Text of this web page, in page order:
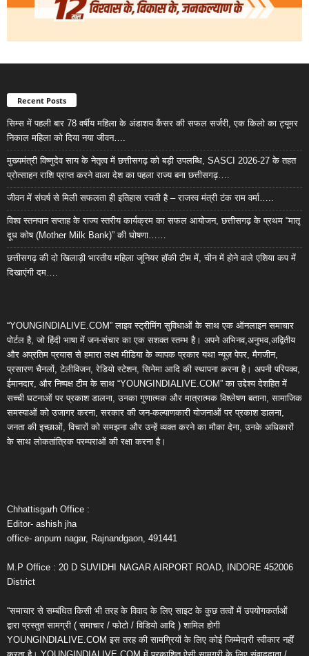
Recent Posts
सिम्स में पहली बार 78 वर्षीय महिला के अंडाशय कैंसर की सफल सर्जरी, एक किलो का ट्यूमर
निकाल महिला को दिया नया जीवन….
मुख्यमंत्री विष्णुदेव साय के नेतृत्व में छत्तीसगढ़ को बड़ी उपलब्धि, SASCI 2026-27 के तहत
प्रोत्साहन राशि प्राप्त करने वाला देश का पहला राज्य बना छत्तीसगढ़….
जीवन में संघर्ष से मिली सफलता ही इतिहास रचती है – राजस्व मंत्री टंक राम वर्मा…..
विश्व स्तनपान सप्ताह के राज्य स्तरीय कार्यक्रम का सफल आयोजन, छत्तीसगढ़ के प्रथम “मातृ
दूध कोष (Mother Milk Bank)” की घोषणा……
छत्तीसगढ़ की दो खिलाड़ी भारतीय महिला जूनियर हॉकी टीम में, चीन में होने वाले एशिया कप में
दिखाएंगी दम….
“YOUNGINDIALIVE.COM” लाइव स्ट्रीमिंग सुविधाओं के साथ एक ऑनलाइन समाचार
पोर्टल है, जो हिंदी भाषा में जन-संचार का एक सशक्त स्तम्भ है। अपने अभिनव,अनुभव,अद्वितीय
और अप्रतिम प्रयास से हमारा लक्ष्य मीडिया के व्यापक प्रकार यथा न्यूज़ पेपर, मैगजीन,
प्रसारण चैनलों, टेलीविजन, रेडियो स्टेशन, सिनेमा आदि की स्थापना करना है। अपनी परिपक्व,
ईमानदार, और निष्पक्ष टीम के साथ “YOUNGINDIALIVE.COM” का उद्देश्य देशहित में
सच्ची घटनाओं पर प्रकाश डालना, उनका गुणात्मक और मात्रात्मक विश्लेषण बताना, सामाजिक
समस्याओं को उजागर करना, सरकार की जन-कल्याणकारी योजनाओं पर प्रकाश डालना,
जनता की इच्छाओं, विचारों को समझना और उन्हें व्यक्त करने का मौका देना, उनके अधिकारों
के साथ लोकतांत्रिक परम्पराओं की रक्षा करना है।
Chhattisgarh Office :
Editor- ashish jha
office- anpum nagar, Rajnandgaon, 491441
M.P Office : 20 D SUVIDHI NAGAR AIRPORT ROAD, INDORE 452006
District
“समाचार से सम्बंधित किसी भी तरह के विवाद के लिए साइट के कुछ तत्वों में उपयोगकर्ताओं
द्वारा प्रस्तुत सामग्री ( समाचार / फोटो / विडियो आदि ) शामिल होगी
YOUNGINDIALIVE.COM इस तरह की सामग्रियों के लिए कोई जिम्मेदारी स्वीकार नहीं